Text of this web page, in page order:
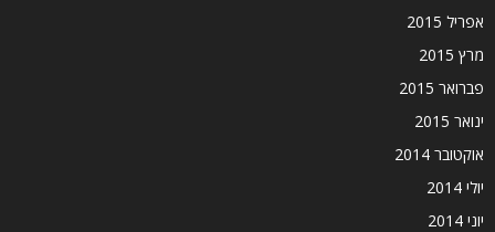
אפריל 2015
מרץ 2015
פברואר 2015
ינואר 2015
אוקטובר 2014
יולי 2014
יוני 2014